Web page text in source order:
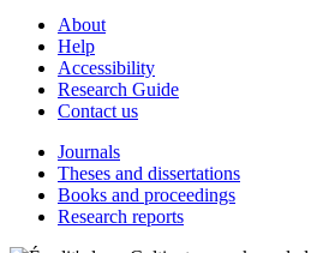
About
Help
Accessibility
Research Guide
Contact us
Journals
Theses and dissertations
Books and proceedings
Research reports